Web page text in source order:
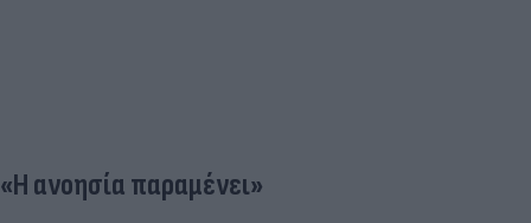
«Η ανοησία παραμένει»